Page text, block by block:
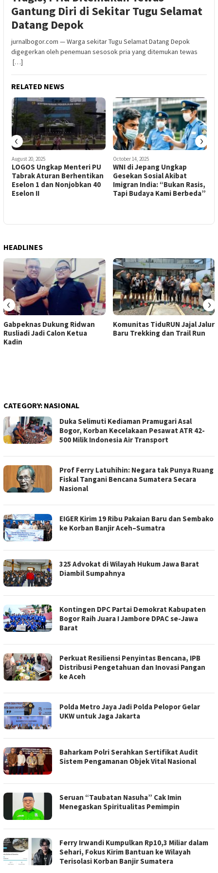
Gantung Diri di Sekitar Tugu Selamat
Datang Depok
jurnalbogor.com — Warga sekitar Tugu Selamat Datang Depok
digegerkan oleh penemuan sesosok pria yang ditemukan tewas
[…]
RELATED NEWS
August 20, 2025
LOGOS Ungkap Menteri PU
Tabrak Aturan Berhentikan
Eselon 1 dan Nonjobkan 40
Eselon II
October 14, 2025
WNI di Jepang Ungkap
Gesekan Sosial Akibat
Imigran India: “Bukan Rasis,
Tapi Budaya Kami Berbeda”
‹ ›
HEADLINES
Gabpeknas Dukung Ridwan
Rusliadi Jadi Calon Ketua
Kadin
Komunitas TiduRUN Jajal Jalur
Baru Trekking dan Trail Run
‹ ›
CATEGORY: NASIONAL
Duka Selimuti Kediaman Pramugari Asal
Bogor, Korban Kecelakaan Pesawat ATR 42-
500 Milik Indonesia Air Transport
Prof Ferry Latuhihin: Negara tak Punya Ruang
Fiskal Tangani Bencana Sumatera Secara
Nasional
EIGER Kirim 19 Ribu Pakaian Baru dan Sembako
ke Korban Banjir Aceh–Sumatra
325 Advokat di Wilayah Hukum Jawa Barat
Diambil Sumpahnya
Kontingen DPC Partai Demokrat Kabupaten
Bogor Raih Juara I Jambore DPAC se-Jawa
Barat
Perkuat Resiliensi Penyintas Bencana, IPB
Distribusi Pengetahuan dan Inovasi Pangan
ke Aceh
Polda Metro Jaya Jadi Polda Pelopor Gelar
UKW untuk Jaga Jakarta
Baharkam Polri Serahkan Sertifikat Audit
Sistem Pengamanan Objek Vital Nasional
Seruan “Taubatan Nasuha” Cak Imin
Menegaskan Spiritualitas Pemimpin
Ferry Irwandi Kumpulkan Rp10,3 Miliar dalam
Sehari, Fokus Kirim Bantuan ke Wilayah
Terisolasi Korban Banjir Sumatera